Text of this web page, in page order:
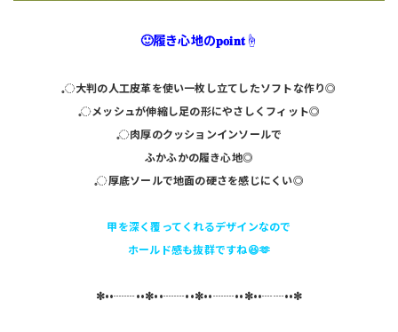
🙂履き心地の𝐩𝐨𝐢𝐧𝐭☝️
𓈒◌大判の人工皮革を使い一枚し立てしたソフトな作り◎
𓈒◌メッシュが伸縮し足の形にやさしくフィット◎
𓈒◌肉厚のクッションインソールで
ふかふかの履き心地◎
𓈒◌厚底ソールで地面の硬さを感じにくい◎
甲を深く覆ってくれるデザインなので
ホールド感も抜群ですね😆🫶
✼••┈┈••✼••┈┈••✼••┈┈••✼••┈┈••✼